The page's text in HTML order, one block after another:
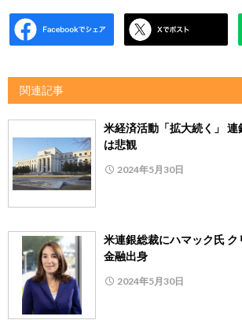
関連記事
米経済活動「拡大続く」 連
は悲観
2024年5月30日
米連銀総裁にハマック氏 ク
金融出身
2024年5月30日